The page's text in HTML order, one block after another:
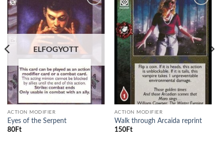
Add to
wishlist
ELFOGYOTT
ACTION MODIFIER
Eyes of the Serpent
80Ft
Add to
wishlist
ACTION MODIFIER
Walk through Arcaida reprint
150Ft